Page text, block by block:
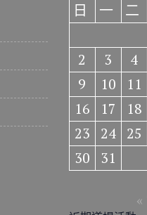
日
一 二
2
3 4
9
10 11
16
17 18
23
24 25
30
31
«